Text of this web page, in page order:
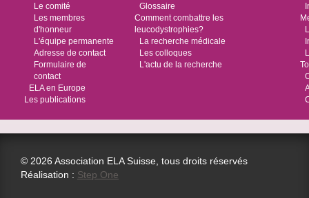
Le comité
Les membres
d'honneur
L'équipe permanente
Adresse de contact
Formulaire de
contact
ELA en Europe
Les publications
Glossaire
Comment combattre les
leucodystrophies?
La recherche médicale
Les colloques
L'actu de la recherche
© 2026 Association ELA Suisse, tous droits réservés
Réalisation : Step One